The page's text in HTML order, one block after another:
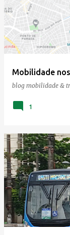
Mobilidade
blog mobilidade &
1